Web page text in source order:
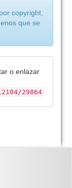
copyright,
que se
o enlazar
29864